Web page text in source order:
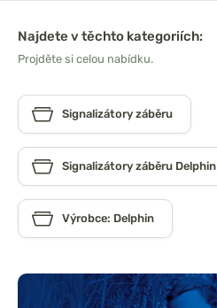
Najdete v těchto kategoriích:
Projděte si celou nabídku.
Signalizátory záběru
Signalizátory záběru Delphin
Výrobce: Delphin